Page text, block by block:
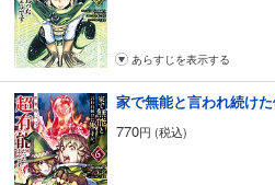
あらすじを表示する
770円 (税込)